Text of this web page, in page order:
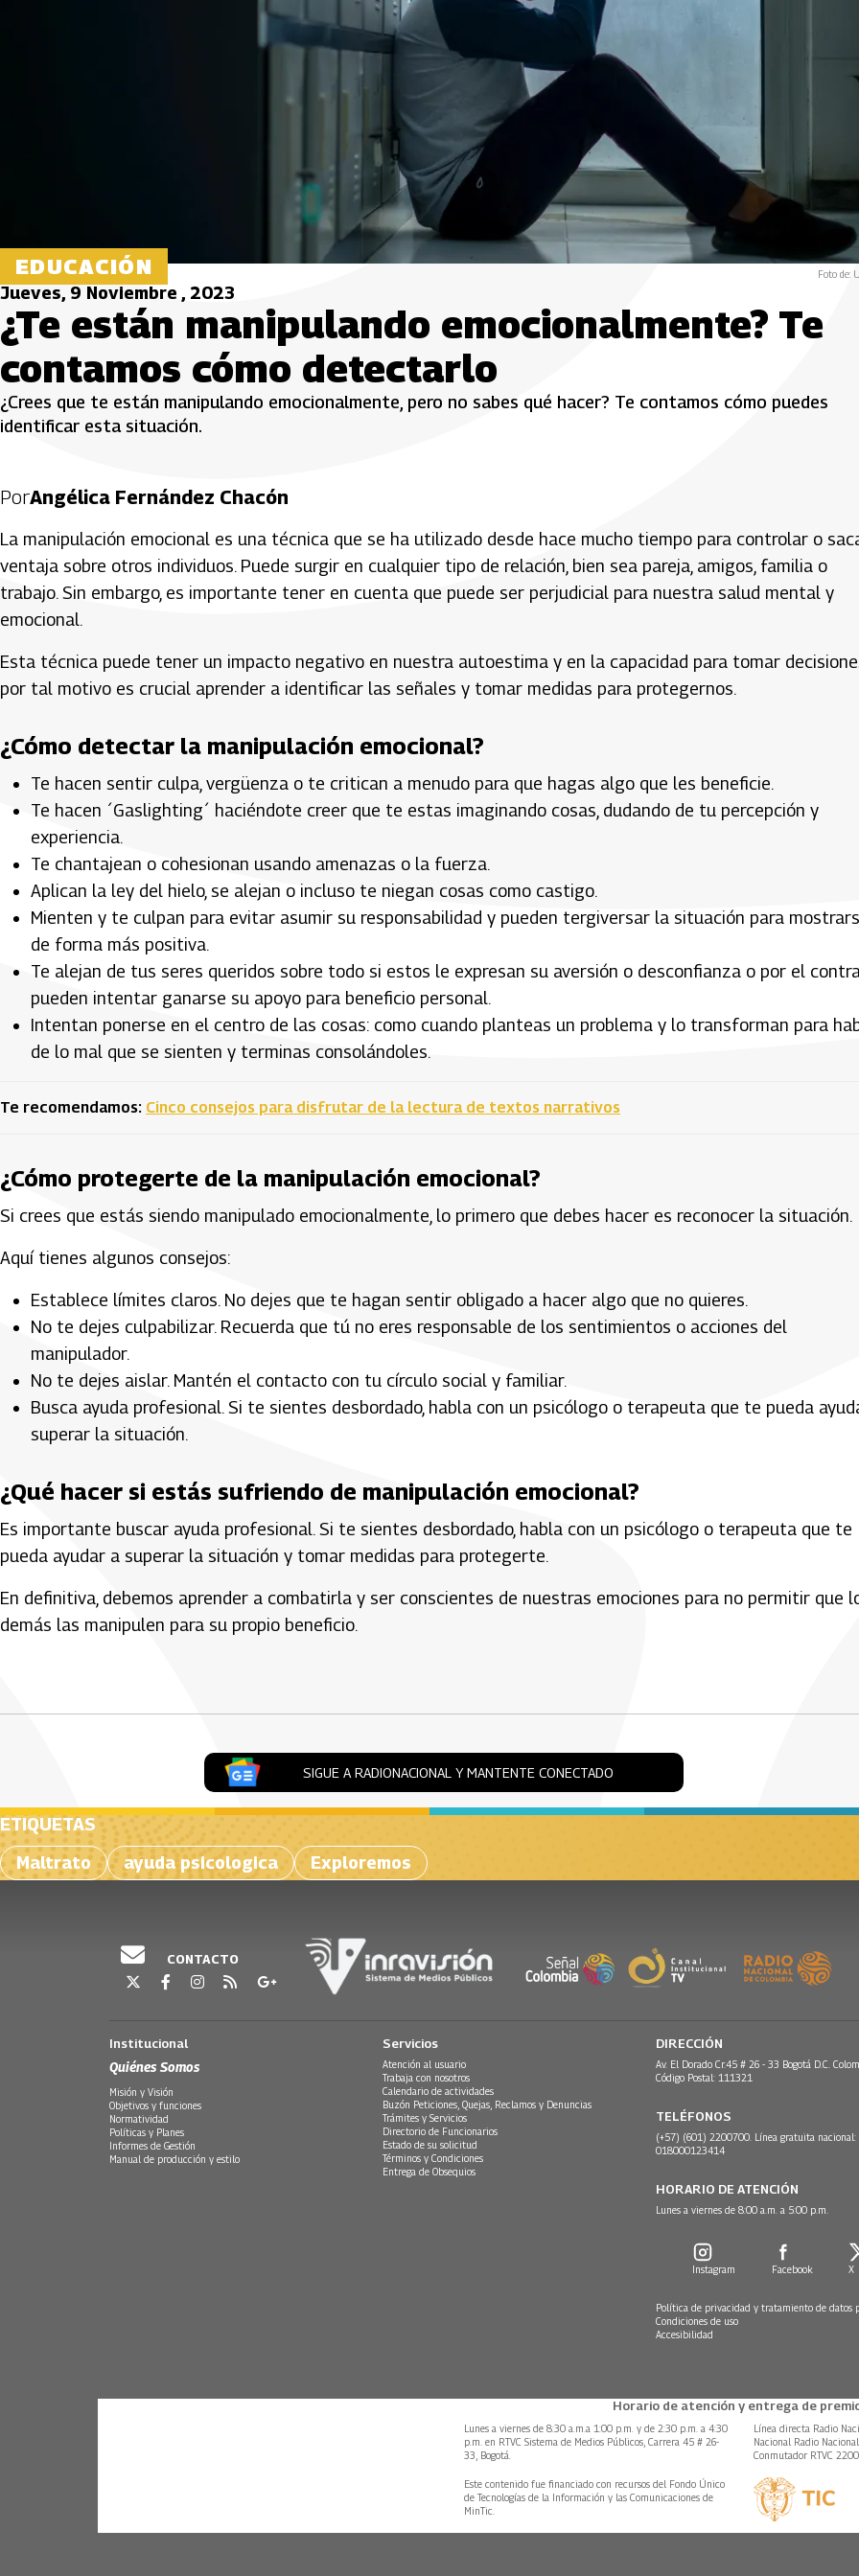
EDUCACIÓN Foto de:
Jueves, 9 Noviembre , 2023
¿Te están manipulando emocionalmente? Te
contamos cómo detectarlo
¿Crees que te están manipulando emocionalmente, pero no sabes qué hacer? Te contamos cómo puedes
identificar esta situación.
PorAngélica Fernández Chacón
La manipulación emocional es una técnica que se ha utilizado desde hace mucho tiempo para controlar o
ventaja sobre otros individuos. Puede surgir en cualquier tipo de relación, bien sea pareja, amigos, familia o
trabajo. Sin embargo, es importante tener en cuenta que puede ser perjudicial para nuestra salud mental y
emocional.
Esta técnica puede tener un impacto negativo en nuestra autoestima y en la capacidad para tomar
por tal motivo es crucial aprender a identificar las señales y tomar medidas para protegernos.
¿Cómo detectar la manipulación emocional?
Te hacen sentir culpa, vergüenza o te critican a menudo para que hagas algo que les beneficie.
Te hacen ´Gaslighting´ haciéndote creer que te estas imaginando cosas, dudando de tu percepción y
experiencia.
Te chantajean o cohesionan usando amenazas o la fuerza.
Aplican la ley del hielo, se alejan o incluso te niegan cosas como castigo.
Mienten y te culpan para evitar asumir su responsabilidad y pueden tergiversar la situación para
de forma más positiva.
Te alejan de tus seres queridos sobre todo si estos le expresan su aversión o desconfianza o por el
pueden intentar ganarse su apoyo para beneficio personal.
Intentan ponerse en el centro de las cosas: como cuando planteas un problema y lo transforman para
de lo mal que se sienten y terminas consolándoles.
Te recomendamos: Cinco consejos para disfrutar de la lectura de textos narrativos
¿Cómo protegerte de la manipulación emocional?
Si crees que estás siendo manipulado emocionalmente, lo primero que debes hacer es reconocer la situación.
Aquí tienes algunos consejos:
Establece límites claros. No dejes que te hagan sentir obligado a hacer algo que no quieres.
No te dejes culpabilizar. Recuerda que tú no eres responsable de los sentimientos o acciones del
manipulador.
No te dejes aislar. Mantén el contacto con tu círculo social y familiar.
Busca ayuda profesional. Si te sientes desbordado, habla con un psicólogo o terapeuta que te pueda
superar la situación.
¿Qué hacer si estás sufriendo de manipulación emocional?
Es importante buscar ayuda profesional. Si te sientes desbordado, habla con un psicólogo o terapeuta que te
pueda ayudar a superar la situación y tomar medidas para protegerte.
En definitiva, debemos aprender a combatirla y ser conscientes de nuestras emociones para no permitir que
demás las manipulen para su propio beneficio.
SIGUE A RADIONACIONAL Y MANTENTE CONECTADO
ETIQUETAS
Maltrato
ayuda psicologica Exploremos
CONTACTO
Institucional
Quiénes Somos
Misión y Visión
Objetivos y funciones
Normatividad
Políticas y Planes
Informes de Gestión
Manual de producción y estilo
Servicios
Atención al usuario
Trabaja con nosotros
Calendario de actividades
Buzón Peticiones, Quejas, Reclamos y Denuncias
Trámites y Servicios
Directorio de Funcionarios
Estado de su solicitud
Términos y Condiciones
Entrega de Obsequios
DIRECCIÓN
Av. El Dorado Cr.45 # 26 - 33 Bogotá D.C.
Código Postal: 111321
TELÉFONOS
(+57) (601) 2200700. Línea gratuita nacional:
018000123414
HORARIO DE ATENCIÓN
Lunes a viernes de 8:00 a.m. a 5:00 p.m.
Instagram Facebook X
Política de privacidad y tratamiento de datos
Condiciones de uso
Accesibilidad
Horario de atención y entrega de
Lunes a viernes de 8:30 a.m.a 1:00 p.m. y de 2:30 p.m. a 4:30
p.m. en RTVC Sistema de Medios Públicos, Carrera 45 # 26-
33, Bogotá.
Línea directa Radio
Nacional Radio
Conmutador RTVC
Este contenido fue financiado con recursos del Fondo Único
de Tecnologías de la Información y las Comunicaciones de
MinTic.